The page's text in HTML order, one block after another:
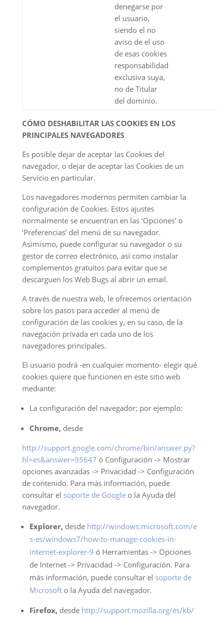
denegarse por
el usuario,
siendo el no
aviso de el uso
de esas cookies
responsabilidad
exclusiva suya,
no de Titular
del dominio.
CÓMO DESHABILITAR LAS COOKIES EN LOS
PRINCIPALES NAVEGADORES
Es posible dejar de aceptar las Cookies del
navegador, o dejar de aceptar las Cookies de un
Servicio en particular.
Los navegadores modernos permiten cambiar la
configuración de Cookies. Estos ajustes
normalmente se encuentran en las ‘Opciones’ o
‘Preferencias’ del menú de su navegador.
Asimismo, puede configurar su navegador o su
gestor de correo electrónico, así como instalar
complementos gratuitos para evitar que se
descarguen los Web Bugs al abrir un email.
A través de nuestra web, le ofrecemos orientación
sobre los pasos para acceder al menú de
configuración de las cookies y, en su caso, de la
navegación privada en cada uno de los
navegadores principales.
El usuario podrá -en cualquier momento- elegir qué
cookies quiere que funcionen en este sitio web
mediante:
La configuración del navegador; por ejemplo:
Chrome,desde
http://support.google.com/chrome/bin/answer.py?
hl=es&answer=95647 ó Configuración -> Mostrar
opciones avanzadas -> Privacidad -> Configuración
de contenido. Para más información, puede
consultar el soporte de Googleo la Ayuda del
navegador.
Explorer, desde http://windows.microsoft.com/e
s-es/windows7/how-to-manage-cookies-in-
internet-explorer-9 ó Herramientas -> Opciones
de Internet -> Privacidad -> Configuración. Para
más información, puede consultar el soporte de
Microsoft o la Ayuda del navegador.
Firefox,desde http://support.mozilla.org/es/kb/